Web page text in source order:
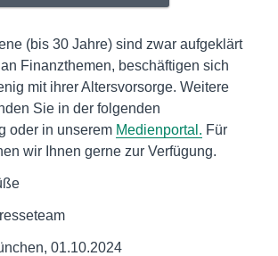
(bis 30 Jahre) sind zwar aufgeklärt
Finanzthemen, beschäftigen sich
mit ihrer Altersvorsorge. Weitere
Sie in der folgenden
oder in unserem Medienportal. Für
wir Ihnen gerne zur Verfügung.
01.10.2024